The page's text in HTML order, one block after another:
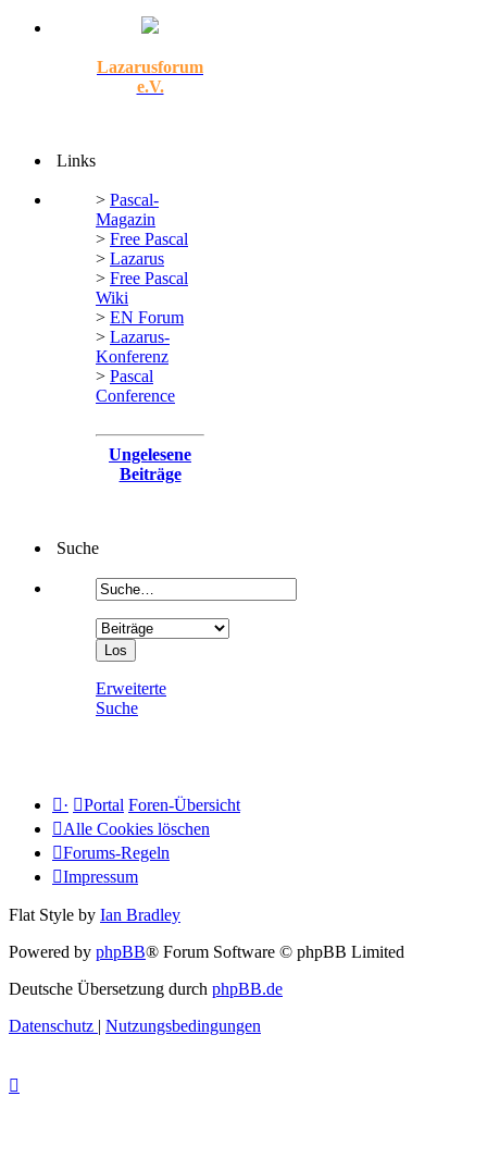
Lazarusforum
e.V.
Links
> Pascal-
Magazin
> Free Pascal
> Lazarus
> Free Pascal
Wiki
> EN Forum
> Lazarus-
Konferenz
> Pascal
Conference
Ungelesene
Beiträge
Suche
Erweiterte
Suche
· Portal Foren-Übersicht
Alle Cookies löschen
Forums-Regeln
Impressum
Flat Style by Ian Bradley
Powered by phpBB® Forum Software © phpBB Limited
Deutsche Übersetzung durch phpBB.de
Datenschutz | Nutzungsbedingungen